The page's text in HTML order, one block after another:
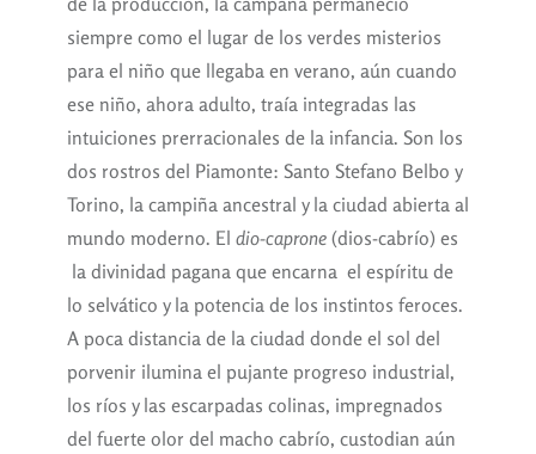
siempre como el lugar de los verdes misterios
para el niño que llegaba en verano, aún cuando
ese niño, ahora adulto, traía integradas las
intuiciones prerracionales de la infancia. Son los
dos rostros del Piamonte: Santo Stefano Belbo y
Torino, la campiña ancestral y la ciudad abierta al
mundo moderno. El dio-caprone (dios-cabrío) es
la divinidad pagana que encarna el espíritu de
lo selvático y la potencia de los instintos feroces.
A poca distancia de la ciudad donde el sol del
porvenir ilumina el pujante progreso industrial,
los ríos y las escarpadas colinas, impregnados
del fuerte olor del macho cabrío, custodian aún